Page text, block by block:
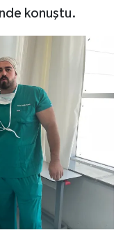
konuştu.